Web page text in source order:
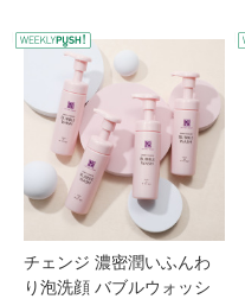
チェンジ 濃密潤いふんわ
り泡洗顔 バブルウォッシ